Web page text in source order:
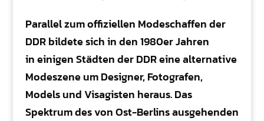
Parallel zum offiziellen Modeschaffen der
DDR bildete sich in den 1980er Jahren
in einigen Städten der DDR eine alternative
Modeszene um Designer, Fotografen,
Models und Visagisten heraus. Das
Spektrum des von Ost-Berlins ausgehenden